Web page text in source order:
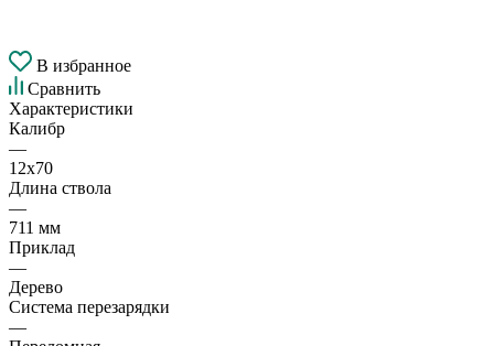
В избранное
Сравнить
Характеристики
Калибр
—
12х70
Длина ствола
—
711 мм
Приклад
—
Дерево
Система перезарядки
—